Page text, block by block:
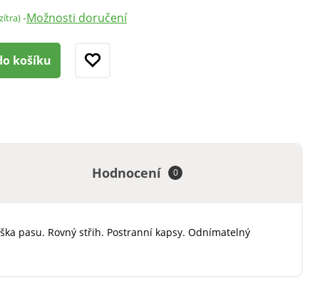
-Možnosti doručení
košíku
Hodnocení 0
pasu. Rovný střih. Postranní kapsy. Odnímatelný